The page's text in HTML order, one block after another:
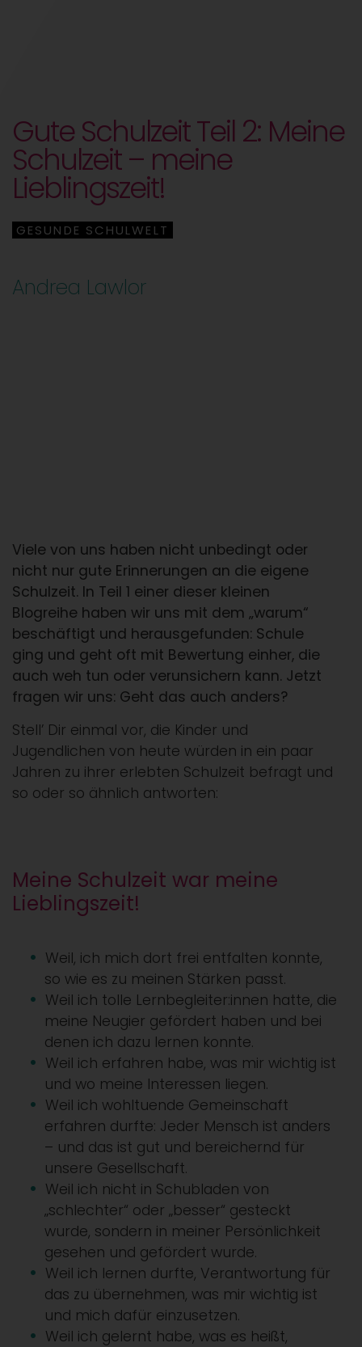
Gute Schulzeit Teil 2: Meine
Schulzeit – meine
Lieblingszeit!
GESUNDE SCHULWELT
Andrea Lawlor
Viele von uns haben nicht unbedingt oder
nicht nur gute Erinnerungen an die eigene
Schulzeit. In Teil 1 einer dieser kleinen
Blogreihe haben wir uns mit dem „warum“
beschäftigt und herausgefunden: Schule
ging und geht oft mit Bewertung einher, die
auch weh tun oder verunsichern kann. Jetzt
fragen wir uns: Geht das auch anders?
Stell’ Dir einmal vor, die Kinder und
Jugendlichen von heute würden in ein paar
Jahren zu ihrer erlebten Schulzeit befragt und
so oder so ähnlich antworten:
Meine Schulzeit war meine
Lieblingszeit!
Weil, ich mich dort frei entfalten konnte,
so wie es zu meinen Stärken passt.
Weil ich tolle Lernbegleiter:innen hatte, die
meine Neugier gefördert haben und bei
denen ich dazu lernen konnte.
Weil ich erfahren habe, was mir wichtig ist
und wo meine Interessen liegen.
Weil ich wohltuende Gemeinschaft
erfahren durfte: Jeder Mensch ist anders
– und das ist gut und bereichernd für
unsere Gesellschaft.
Weil ich nicht in Schubladen von
„schlechter“ oder „besser“ gesteckt
wurde, sondern in meiner Persönlichkeit
gesehen und gefördert wurde.
Weil ich lernen durfte, Verantwortung für
das zu übernehmen, was mir wichtig ist
und mich dafür einzusetzen.
Weil ich gelernt habe, was es heißt,